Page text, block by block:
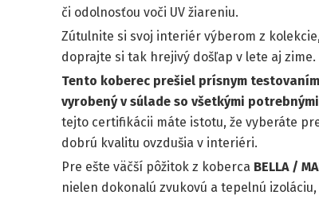
či odolnosťou voči UV žiareniu.
Zútulnite si svoj interiér výberom z
doprajte si tak hrejivý došľap v lete aj zime.
Tento koberec prešiel prísnym
vyrobený v súlade so všetkými
tejto certifikácii máte istotu, že vyberáte
dobrú kvalitu ovzdušia v interiéri.
Pre ešte väčší pôžitok z koberca BELLA /
nielen dokonalú zvukovú a tepelnú